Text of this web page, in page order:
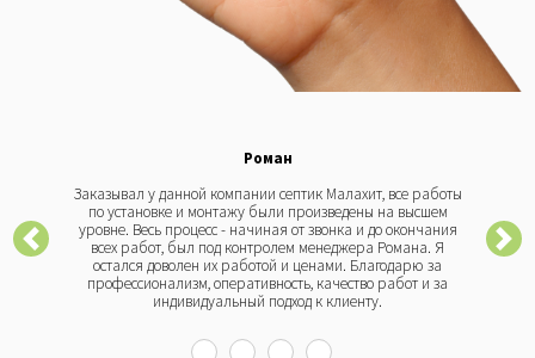
Роман
Заказывал у данной компании септик Малахит, все работы
по установке и монтажу были произведены на высшем
уровне. Весь процесс - начиная от звонка и до окончания
всех работ, был под контролем менеджера Романа. Я
остался доволен их работой и ценами. Благодарю за
профессионализм, оперативность, качество работ и за
индивидуальный подход к клиенту.